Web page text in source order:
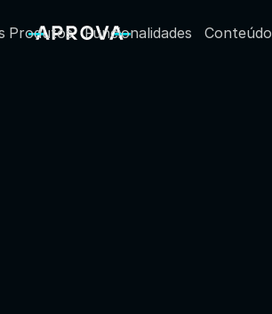
Produtos Funcionalidades Conteúdo